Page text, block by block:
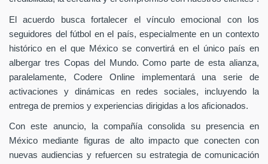
El acuerdo busca fortalecer el vínculo emocional con los
seguidores del fútbol en el país, especialmente en un contexto
histórico en el que México se convertirá en el único país en
albergar tres Copas del Mundo. Como parte de esta alianza,
paralelamente, Codere Online implementará una serie de
activaciones y dinámicas en redes sociales, incluyendo la
entrega de premios y experiencias dirigidas a los aficionados.
Con este anuncio, la compañía consolida su presencia en
México mediante figuras de alto impacto que conecten con
nuevas audiencias y refuercen su estrategia de comunicación